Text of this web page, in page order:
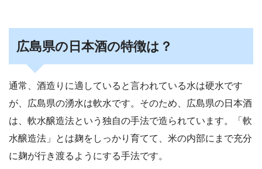
広島県の日本酒の特徴は？
通常、酒造りに適していると言われている水は硬水です
が、広島県の湧水は軟水です。そのため、広島県の日本酒
は、軟水醸造法という独自の手法で造られています。
「軟
水醸造法」とは麹をしっかり育てて、米の内部にまで充分
に麹が行き渡るようにする手法です。